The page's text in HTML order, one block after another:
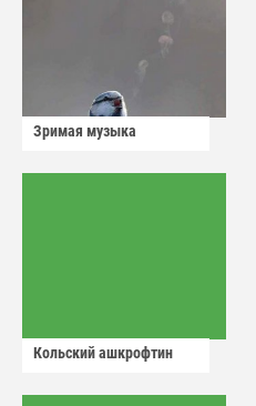
Зримая музыка
Кольский ашкрофтин